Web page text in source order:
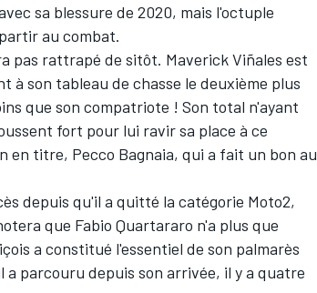
sa blessure de 2020, mais l'octuple
au combat.
pas rattrapé de sitôt. Maverick Viñales est
son tableau de chasse le deuxième plus
que son compatriote ! Son total n'ayant
fort pour lui ravir sa place à ce
en titre, Pecco Bagnaia, qui a fait un bon au
depuis qu'il a quitté la catégorie Moto2,
que Fabio Quartararo n'a plus que
a constitué l'essentiel de son palmarès
a parcouru depuis son arrivée, il y a quatre